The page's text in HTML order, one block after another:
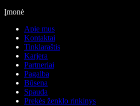
Įmonė
Apie mus
Kontaktai
Tinklaraštis
Karjera
Partneriai
Pagalba
Būsena
Spauda
Prekės ženklo rinkinys